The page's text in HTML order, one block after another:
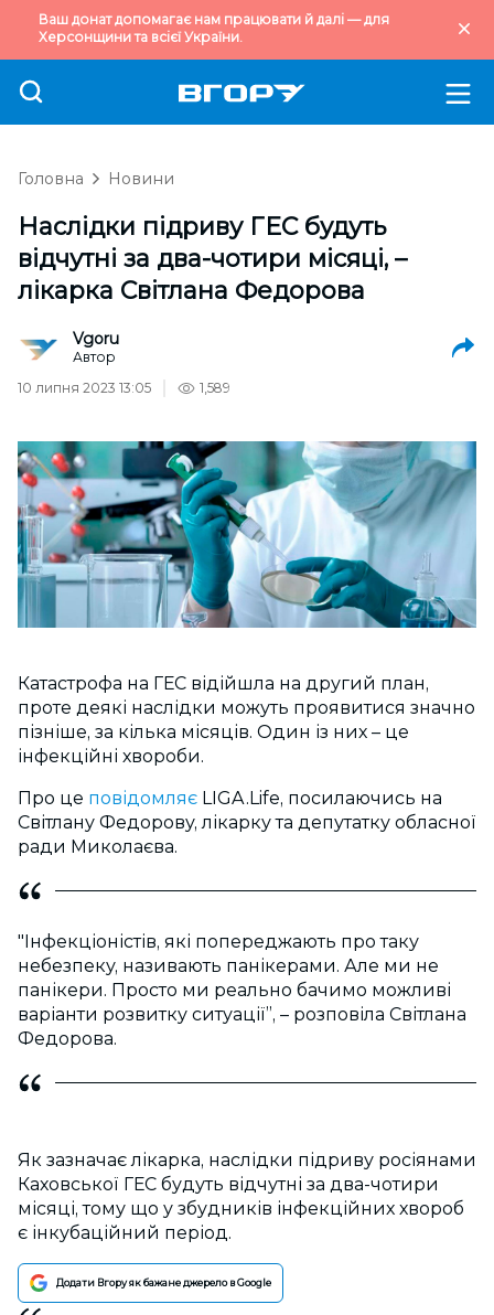
Ваш донат допомагає нам працювати й далі — для
Херсонщини та всієї України.
Головна Новини
Наслідки підриву ГЕС будуть
відчутні за два-чотири місяці, –
лікарка Світлана Федорова
Vgoru
Автор
10 липня 2023 13:05
1,589
Катастрофа на ГЕС відійшла на другий план,
проте деякі наслідки можуть проявитися значно
пізніше, за кілька місяців. Один із них – це
інфекційні хвороби.
Про це повідомляє LIGA.Life, посилаючись на
Світлану Федорову, лікарку та депутатку обласної
ради Миколаєва.
"Інфекціоністів, які попереджають про таку
небезпеку, називають панікерами. Але ми не
панікери. Просто ми реально бачимо можливі
варіанти розвитку ситуації”, – розповіла Світлана
Федорова.
Як зазначає лікарка, наслідки підриву росіянами
Каховської ГЕС будуть відчутні за два-чотири
місяці, тому що у збудників інфекційних хвороб
є інкубаційний період.
Додати Вгору як бажане джерело в Google